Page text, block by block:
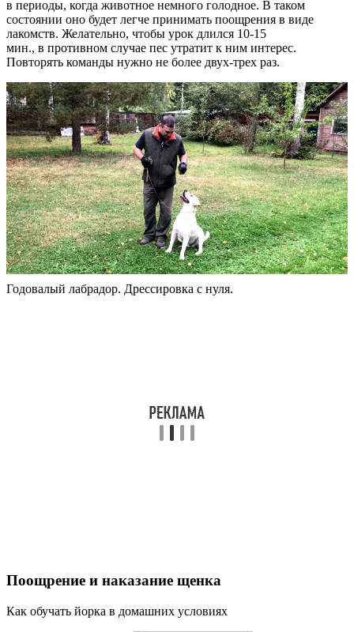
в периоды, когда животное немного голодное. В таком
состоянии оно будет легче принимать поощрения в виде
лакомств. Желательно, чтобы урок длился 10-15
мин., в противном случае пес утратит к ним интерес.
Повторять команды нужно не более двух-трех раз.
Годовалый лабрадор. Дрессировка с нуля.
Поощрение и наказание щенка
Как обучать йорка в домашних условиях